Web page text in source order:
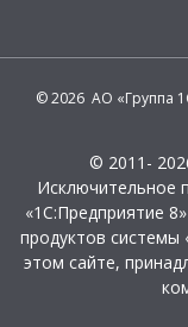
© 2026 АО «Группа
© 2011-
Исключительное
«1С:Предприятие
продуктов системы
этом сайте,